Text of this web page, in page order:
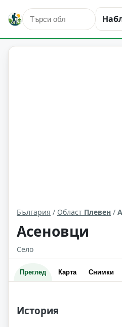
Асеновци Област: Плевен
България / Област Плевен /
Асеновци
Село
Преглед Карта Снимки
История